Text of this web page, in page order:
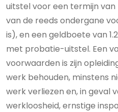
uitstel voor een termijn
van de reeds ondergane
is), en een geldboete van
met probatie-uitstel. Een
voorwaarden is zijn
werk behouden, minstens
werk verliezen en, in geval
werkloosheid, ernstige